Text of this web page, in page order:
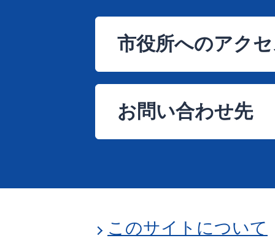
市役所へのアク
お問い合わせ先
このサイトについて